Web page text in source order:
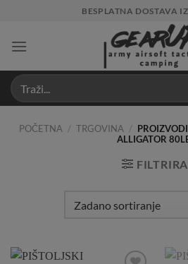
content
BESPLATNA DOSTAVA
POČETNA / TRGOVINA /
ALLIGATOR